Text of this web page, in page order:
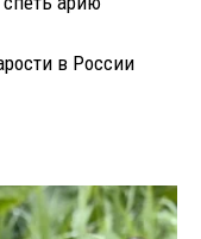
в России